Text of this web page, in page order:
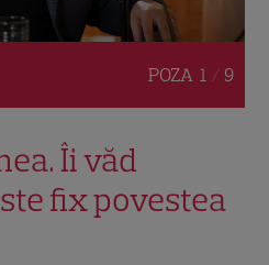
POZA 1 / 9
Îi văd
fix povestea